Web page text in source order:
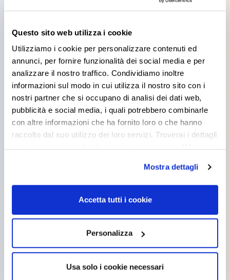
Questo sito web utilizza i cookie
Utilizziamo i cookie per personalizzare contenuti ed
annunci, per fornire funzionalità dei social media e per
analizzare il nostro traffico. Condividiamo inoltre
informazioni sul modo in cui utilizza il nostro sito con i
nostri partner che si occupano di analisi dei dati web,
pubblicità e social media, i quali potrebbero combinarle
con altre informazioni che ha fornito loro o che hanno
raccolto dal suo utilizzo dei loro servizi. Troverai i dettagli
cookie accettare. Per ulteriori informazioni consulta
lacookie policy.
Mostra dettagli
Accetta tutti i cookie
Personalizza
Usa solo i cookie necessari
Prodotti che potrebbero
interessarti
RIFRANGENTE